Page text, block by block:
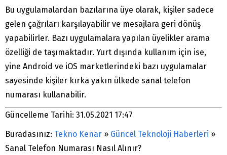
Bu uygulamalardan bazılarına üye olarak, kişiler sadece
gelen çağrıları karşılayabilir ve mesajlara geri dönüş
yapabilirler. Bazı uygulamalara yapılan üyelikler arama
özelliği de taşımaktadır. Yurt dışında kullanım için ise,
yine Android ve iOS marketlerindeki bazı uygulamalar
sayesinde kişiler kırka yakın ülkede sanal telefon
numarası kullanabilir.
Güncelleme Tarihi: 31.05.2021 17:47
Buradasınız: Tekno Kenar » Güncel Teknoloji Haberleri »
Sanal Telefon Numarası Nasıl Alınır?